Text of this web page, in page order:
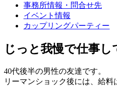
事務所情報・問合せ先
イベント情報
カップリングパーティー
じっと我慢で仕事し
40代後半の男性の友達です。
リーマンショック後には、給料